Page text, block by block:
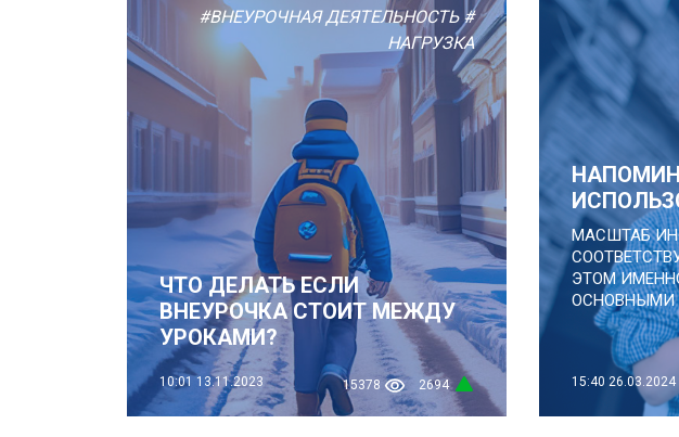
#ВНЕУРОЧНАЯ ДЕЯТЕЛЬНОСТЬ #
НАГРУЗКА
ЧТО ДЕЛАТЬ ЕСЛИ
ВНЕУРОЧКА СТОИТ МЕЖДУ
УРОКАМИ?
10:01 13.11.2023 15378 2694
МАСШТАБ
ЭТОМ
ОСНОВНЫМИ
15:40 26.03.2024